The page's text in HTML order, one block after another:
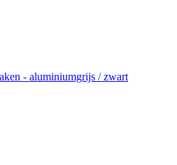
- aluminiumgrijs / zwart